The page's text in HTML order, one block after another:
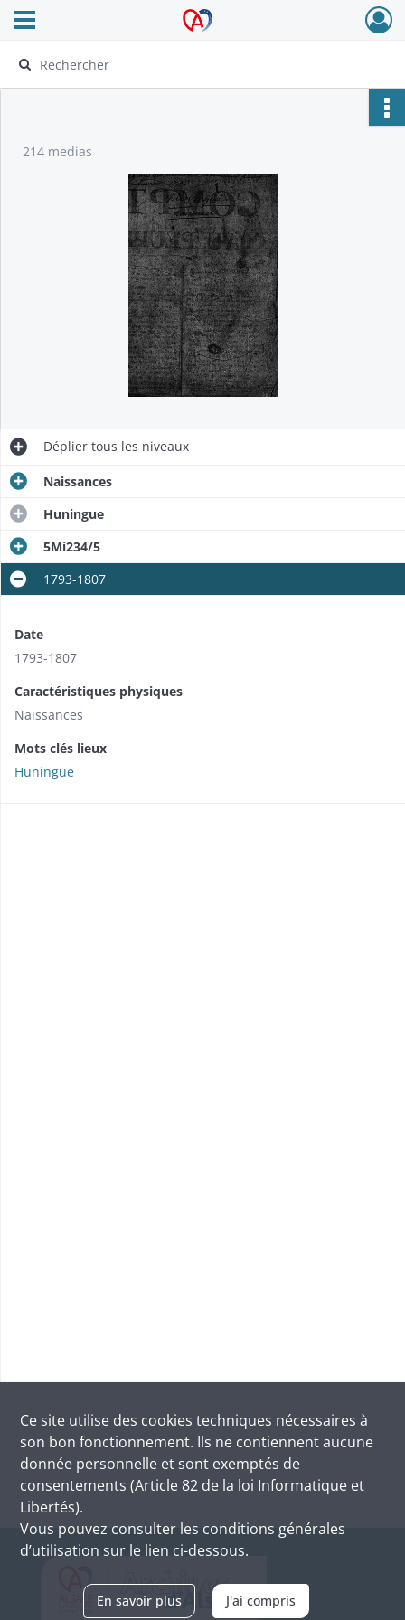
Archives Alsace - Colmar
Ouvrir le menu déroulant
214 medias
Déplier tous les niveaux
Naissances
Huningue
5Mi234/5
1793-1807
Date
1793-1807
Caractéristiques physiques
Naissances
Mots clés lieux
Huningue
Ce site utilise des cookies techniques nécessaires à
son bon fonctionnement. Ils ne contiennent aucune
donnée personnelle et sont exemptés de
consentements (Article 82 de la loi Informatique et
Libertés).
Vous pouvez consulter les conditions générales
d’utilisation sur le lien ci-dessous.
En savoir plus J'ai compris